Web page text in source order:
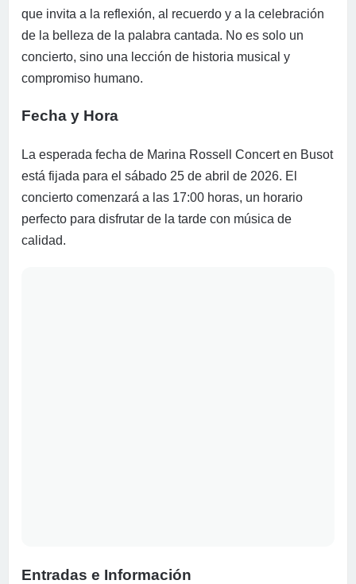
que invita a la reflexión, al recuerdo y a la celebración
de la belleza de la palabra cantada. No es solo un
concierto, sino una lección de historia musical y
compromiso humano.
Fecha y Hora
La esperada fecha de Marina Rossell Concert en Busot
está fijada para el sábado 25 de abril de 2026. El
concierto comenzará a las 17:00 horas, un horario
perfecto para disfrutar de la tarde con música de
calidad.
Entradas e Información